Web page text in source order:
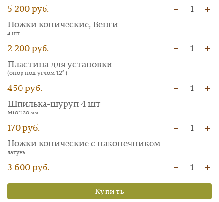
5 200 руб.
1
Ножки конические, Венги
4 шт
2 200 руб.
1
Пластина для установки
(опор под углом 12° )
450 руб.
1
Шпилька-шуруп 4 шт
М10*120 мм
170 руб.
1
Ножки конические с наконечником
латунь
3 600 руб. 1
Купить